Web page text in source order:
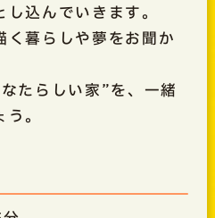
込んでいきます。
く暮らしや夢をお聞か
たらしい家”を、一緒
。